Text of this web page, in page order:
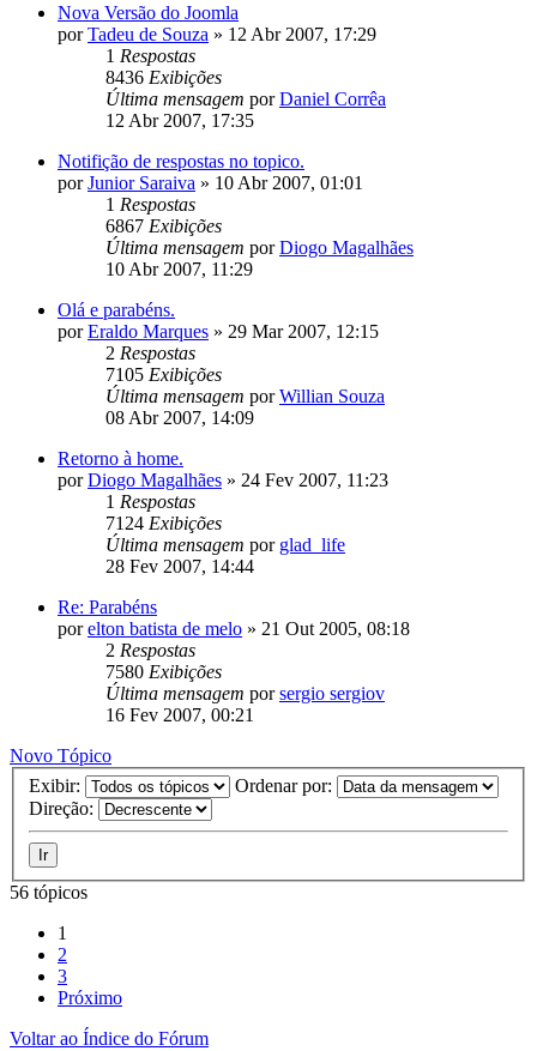
Nova Versão do Joomla
porTadeu de Souza » 12 Abr 2007, 17:29
1 Respostas
8436 Exibições
Última mensagem porDaniel Corrêa
12 Abr 2007, 17:35
Notifição de respostas no topico.
porJunior Saraiva » 10 Abr 2007, 01:01
1 Respostas
6867 Exibições
Última mensagem porDiogo Magalhães
10 Abr 2007, 11:29
Olá e parabéns.
porEraldo Marques » 29 Mar 2007, 12:15
2 Respostas
7105 Exibições
Última mensagem porWillian Souza
08 Abr 2007, 14:09
Retorno à home.
porDiogo Magalhães » 24 Fev 2007, 11:23
1 Respostas
7124 Exibições
Última mensagem por glad_life
28 Fev 2007, 14:44
Re: Parabéns
porelton batista de melo » 21 Out 2005, 08:18
2 Respostas
7580 Exibições
Última mensagem porsergio sergiov
16 Fev 2007, 00:21
Novo Tópico
Exibir:
Ordenar por:
Direção:
56 tópicos
1
2
3
Próximo
Voltar ao Índice do Fórum